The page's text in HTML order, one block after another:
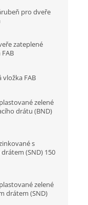
pro dveře
zateplené
vložka FAB
zelené
drátu (BND)
s
(SND) 150
zelené
drátem (SND)